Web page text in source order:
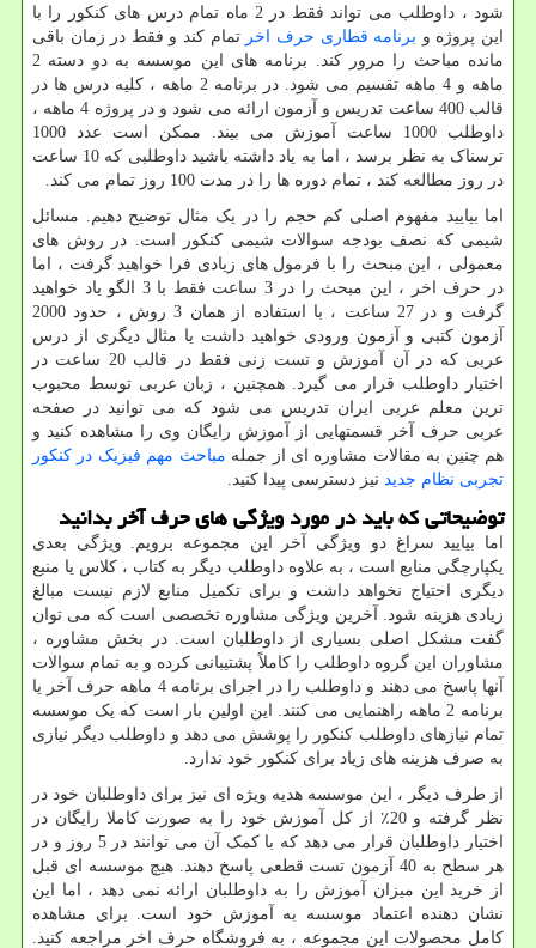
شود ، داوطلب می تواند فقط در 2 ماه تمام درس های کنکور را با
این پروژه و برنامه قطاری حرف اخر تمام کند و فقط در زمان باقی
مانده مباحث را مرور کند. برنامه های این موسسه به دو دسته 2
ماهه و 4 ماهه تقسیم می شود. در برنامه 2 ماهه ، کلیه درس ها در
قالب 400 ساعت تدریس و آزمون ارائه می شود و در پروژه 4 ماهه ،
داوطلب 1000 ساعت آموزش می بیند. ممکن است عدد 1000
ترسناک به نظر برسد ، اما به یاد داشته باشید داوطلبی که 10 ساعت
در روز مطالعه کند ، تمام دوره ها را در مدت 100 روز تمام می کند.
اما بیایید مفهوم اصلی کم حجم را در یک مثال توضیح دهیم. مسائل
شیمی که نصف بودجه سوالات شیمی کنکور است. در روش های
معمولی ، این مبحث را با فرمول های زیادی فرا خواهید گرفت ، اما
در حرف اخر ، این مبحث را در 3 ساعت فقط با 3 الگو یاد خواهید
گرفت و در 27 ساعت ، با استفاده از همان 3 روش ، حدود 2000
آزمون کتبی و آزمون ورودی خواهید داشت یا مثال دیگری از درس
عربی که در آن آموزش و تست زنی فقط در قالب 20 ساعت در
اختیار داوطلب قرار می گیرد. همچنین ، زبان عربی توسط محبوب
ترین معلم عربی ایران تدریس می شود که می توانید در صفحه
عربی حرف آخر قسمتهایی از آموزش رایگان وی را مشاهده کنید و
هم چنین به مقالات مشاوره ای از جمله مباحث مهم فیزیک در کنکور
تجربی نظام جدید نیز دسترسی پیدا کنید.
توضیحاتی که باید در مورد ویژگی های حرف آخر بدانید
اما بیایید سراغ دو ویژگی آخر این مجموعه برویم. ویژگی بعدی
یکپارچگی منابع است ، به علاوه داوطلب دیگر به کتاب ، کلاس یا منبع
دیگری احتیاج نخواهد داشت و برای تکمیل منابع لازم نیست مبالغ
زیادی هزینه شود. آخرین ویژگی مشاوره تخصصی است که می توان
گفت مشکل اصلی بسیاری از داوطلبان است. در بخش مشاوره ،
مشاوران این گروه داوطلب را كاملاً پشتیبانی كرده و به تمام سوالات
آنها پاسخ می دهند و داوطلب را در اجرای برنامه 4 ماهه حرف آخر یا
برنامه 2 ماهه راهنمایی می كنند. این اولین بار است که یک موسسه
تمام نیازهای داوطلب کنکور را پوشش می دهد و داوطلب دیگر نیازی
به صرف هزینه های زیاد برای کنکور خود ندارد.
از طرف دیگر ، این موسسه هدیه ویژه ای نیز برای داوطلبان خود در
نظر گرفته و 20٪ از کل آموزش خود را به صورت کاملا رایگان در
اختیار داوطلبان قرار می دهد که با کمک آن می توانند در 5 روز و در
هر سطح به 40 آزمون تست قطعی پاسخ دهند. هیچ موسسه ای قبل
از خرید این میزان آموزش را به داوطلبان ارائه نمی دهد ، اما این
نشان دهنده اعتماد موسسه به آموزش خود است. برای مشاهده
کامل محصولات این مجموعه ، به فروشگاه حرف اخر مراجعه کنید.